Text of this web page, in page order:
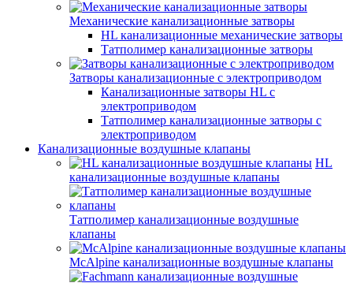
Механические канализационные затворы
HL канализационные механические затворы
Татполимер канализационные затворы
Затворы канализационные с электроприводом
Канализационные затворы HL с
электроприводом
Татполимер канализационные затворы с
электроприводом
Канализационные воздушные клапаны
HL
канализационные воздушные клапаны
Татполимер канализационные воздушные
клапаны
McAlpine канализационные воздушные клапаны